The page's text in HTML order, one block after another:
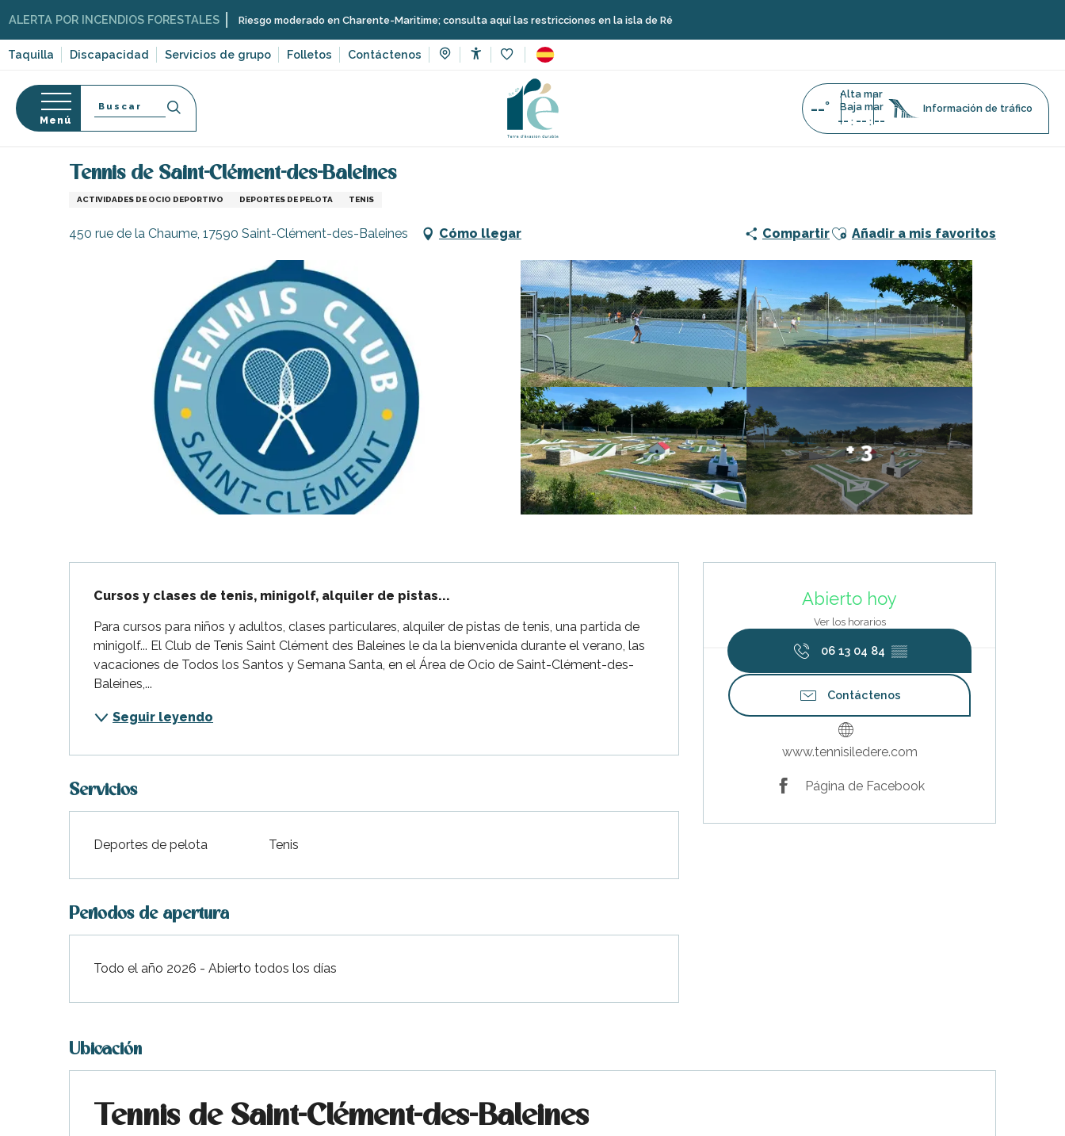
au
contenu
principal
Taquilla Discapacidad Servicios de grupo Folletos Contáctenos
POR INCENDIOS FORESTALES Riesgo moderado en Charente-Maritime; consulta aquí las restricciones en la isla de Ré
Menú
Buscar --°
Alta mar
Baja mar
-- : -- : --
Información de tráfico
Página Web Escuelas, clubes, asociaciones Tennis de Saint-Clément-des-Baleines
Tennis de Saint-Clément-des-Baleines
ACTIVIDADES DE OCIO DEPORTIVO DEPORTES DE PELOTA TENIS
450 rue de la Chaume, 17590 Saint-Clément-des-Baleines Cómo llegar CompartirAjouter aux favoris
Añadir a mis favoritos
+ 3
Abierto hoy
Ver los horarios
06 13 04 84 ▒▒
Contáctenos
www.tennisiledere.com
Página de Facebook
Cursos y clases de tenis, minigolf, alquiler de pistas...
Para cursos para niños y adultos, clases particulares, alquiler de pistas de tenis, una partida de
minigolf... El Club de Tenis Saint Clément des Baleines le da la bienvenida durante el verano, las
vacaciones de Todos los Santos y Semana Santa, en el Área de Ocio de Saint-Clément-des-
Baleines,...
Seguir leyendo
Servicios
Deportes de pelota Tenis
Periodos de apertura
Todo el año 2026 - Abierto todos los días
Ubicación
Tennis de Saint-Clément-des-Baleines